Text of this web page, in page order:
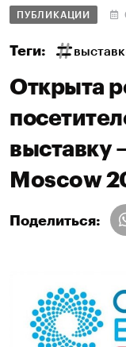
ПУБЛИКАЦИИ
Теги:
Открыта
выставку
Moscow
Поделиться: